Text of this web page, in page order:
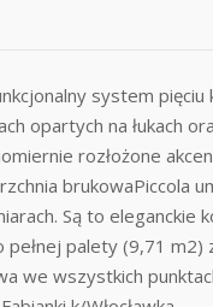
system
opartych na łukach
rozłożone
brukowaPiccola
Są to eleganckie
palety (9,71 m2)
we wszystkich